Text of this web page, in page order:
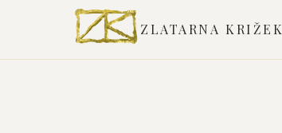
ZLATARNA KRIŽEK